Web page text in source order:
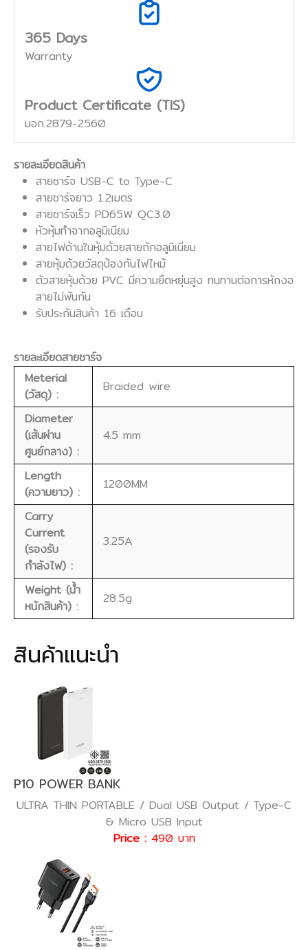
365 Days
Warranty
Product Certificate (TIS)
มอก.2879-2560
รายละเอียดสินค้า
สายชาร์จ USB-C to Type-C
สายชาร์จยาว 1.2เมตร
สายชาร์จเร็ว PD65W QC3.0
หัวหุ้มทำจากอลูมิเนียม
สายไฟด้านในหุ้มด้วยสายถักอลูมิเนียม
สายหุ้มด้วยวัสดุป้องกันไฟไหม้
ตัวสายหุ้มด้วย PVC มีความยืดหยุ่นสูง ทนทานต่อการหักงอ
สายไม่พันกัน
รับประกันสินค้า 16 เดือน
รายละเอียดสายชาร์จ
Meterial
(วัสดุ) :
Braided wire
Diameter
(เส้นผ่าน
ศูนย์กลาง) :
4.5 mm
Length
(ความยาว) :
1200MM
Carry
Current
(รองรับ
กำลังไฟ) :
3.25A
Weight (น้ำ
หนักสินค้า) :
28.5g
สินค้าแนะนำ
P10 POWER BANK
ULTRA THIN PORTABLE / Dual USB Output / Type-C
& Micro USB Input
Price : 490 บาท